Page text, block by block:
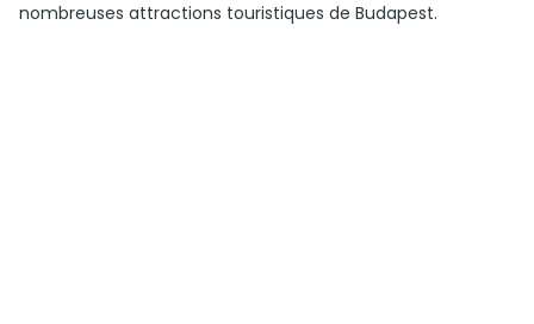
nombreuses attractions touristiques de Budapest.